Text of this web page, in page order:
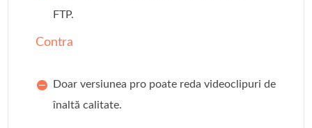
FTP.
Contra
Doar versiunea pro poate reda videoclipuri de
înaltă calitate.